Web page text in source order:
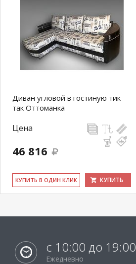
Диван угловой в гостиную тик-
так Оттоманка
Цена
46 816
КУ­ПИТЬ В ОДИН КЛИК КУПИТЬ
с 10:00 до 19:00
Ежедневно